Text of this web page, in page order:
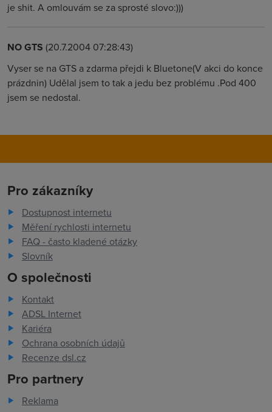
je shit. A omlouvám se za sprosté slovo:)))
NO GTS (20.7.2004 07:28:43)
Vyser se na GTS a zdarma přejdi k Bluetone(V akci do konce
prázdnin) Udělal jsem to tak a jedu bez problému .Pod 400
jsem se nedostal.
Pro zákazníky
Dostupnost internetu
Měření rychlosti internetu
FAQ - často kladené otázky
Slovník
O společnosti
Kontakt
ADSL Internet
Kariéra
Ochrana osobních údajů
Recenze dsl.cz
Pro partnery
Reklama